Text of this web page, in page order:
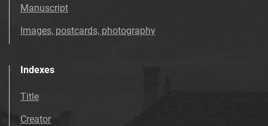
Manuscript
Images, postcards, photography
Indexes
Title
Creator